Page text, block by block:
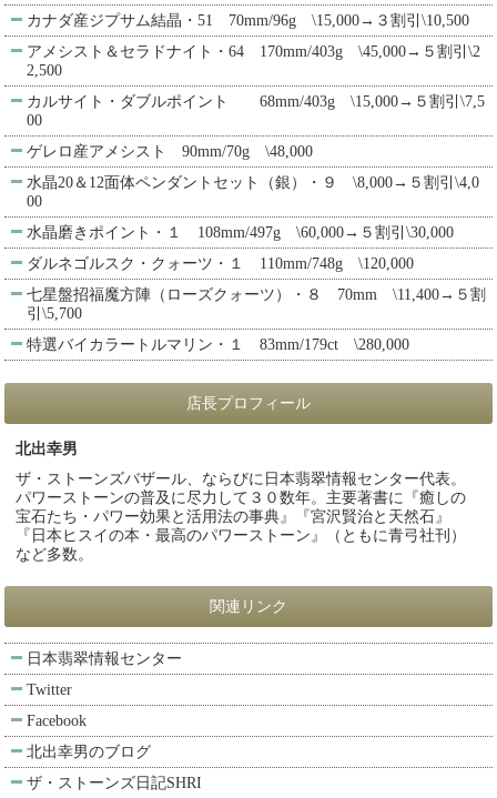
カナダ産ジプサム結晶・51 70mm/96g \15,000→３割引\10,500
アメシスト＆セラドナイト・64 170mm/403g \45,000→５割引\2
2,500
カルサイト・ダブルポイント 68mm/403g \15,000→５割引\7,5
00
ゲレロ産アメシスト 90mm/70g \48,000
水晶20＆12面体ペンダントセット（銀）・９ \8,000→５割引\4,0
00
水晶磨きポイント・１ 108mm/497g \60,000→５割引\30,000
ダルネゴルスク・クォーツ・１ 110mm/748g \120,000
七星盤招福魔方陣（ローズクォーツ）・８ 70mm \11,400→５割
引\5,700
特選バイカラートルマリン・１ 83mm/179ct \280,000
店長プロフィール
北出幸男
ザ・ストーンズバザール、ならびに日本翡翠情報センター代表。
パワーストーンの普及に尽力して３０数年。主要著書に『癒しの
宝石たち・パワー効果と活用法の事典』『宮沢賢治と天然石』
『日本ヒスイの本・最高のパワーストーン』（ともに青弓社刊）
など多数。
関連リンク
日本翡翠情報センター
Twitter
Facebook
北出幸男のブログ
ザ・ストーンズ日記SHRI